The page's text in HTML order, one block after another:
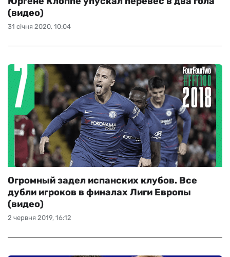
31 січня 2020, 10:04
(видео)
2 червня 2019, 16:12
Огромный задел испанских клубов. Все
дубли игроков в финалах Лиги Европы
(видео)